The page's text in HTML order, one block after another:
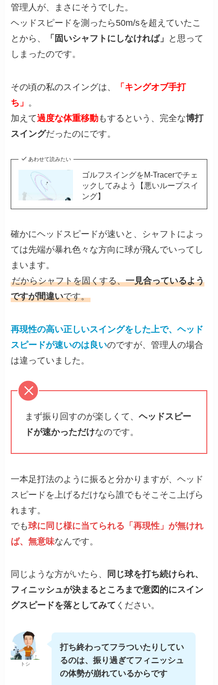
管理人が、まさにそうでした。
ヘッドスピードを測ったら50m/sを超えていたこ
とから、
「固いシャフトにしなければ」
と思って
しまったのです。
その頃の私のスイングは、
「キングオブ手打
ち」 。
加えて過度な体重移動もするという、完全な博打
スイングだったのにです。
あわせて読みたい
ゴルフスイングをM-Tracerでチェ
ックしてみよう【悪いループスイ
ング】
確かにヘッドスピードが速いと、シャフトによっ
ては先端が暴れ色々な方向に球が飛んでいってし
まいます。
だからシャフトを固くする、一見合っているよう
ですが間違いです。
再現性の高い正しいスイングをした上で、ヘッド
スピードが速いのは良いのですが、管理人の場合
は違っていました。
まず振り回すのが楽しくて、ヘッドスピー
ドが速かっただけなのです。
一本足打法のように振ると分かりますが、ヘッド
スピードを上げるだけなら誰でもそこそこ上げら
れます。
でも球に同じ様に当てられる「再現性」が無けれ
ば、無意味なんです。
同じような方がいたら、
同じ球を打ち続けられ、
フィニッシュが決まるところまで意図的にスイン
グスピードを落としてみて ください。
トシ
打ち終わってフラついたりしてい
るのは、振り過ぎてフィニッシュ
の体勢が崩れているからです